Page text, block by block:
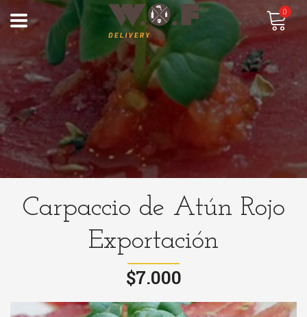
0
Carpaccio de Atún Rojo
Exportación
$7.000